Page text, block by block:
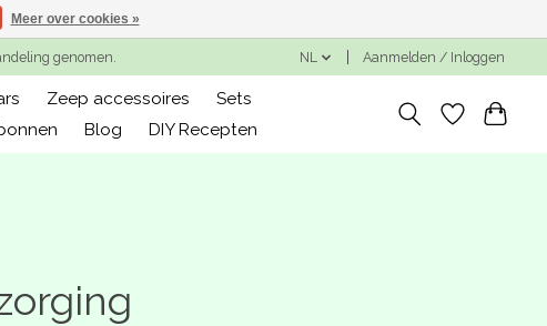
genomen. NL Aanmelden / Inloggen
Zeep accessoires
Sets
Blog DIY Recepten
Meer over cookies »